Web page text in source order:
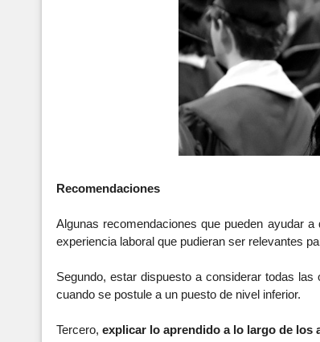
Recomendaciones
Algunas recomendaciones que pueden ayudar
experiencia laboral que pudieran ser relevantes
Segundo, estar dispuesto a considerar todas
cuando se postule a un puesto de nivel inferior.
Tercero, explicar lo aprendido a lo largo de los